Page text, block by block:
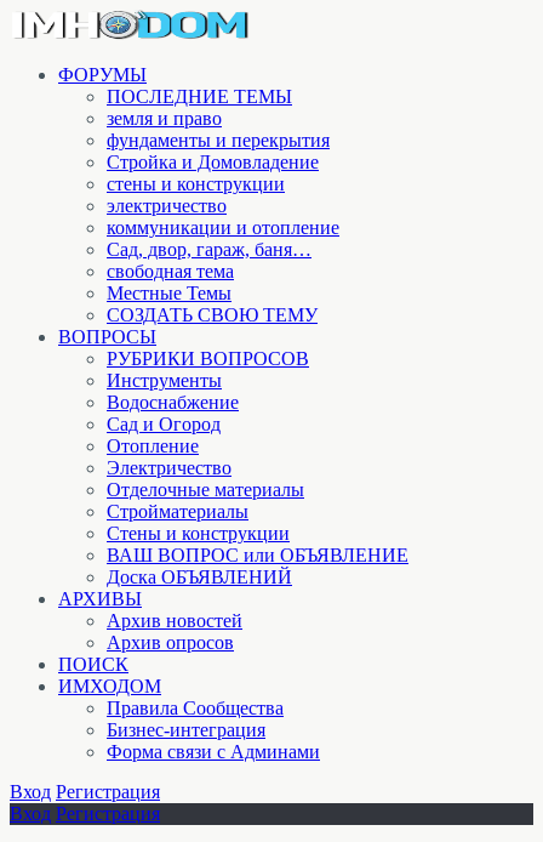
ФОРУМЫ
ПОСЛЕДНИЕ ТЕМЫ
земля и право
фундаменты и перекрытия
Стройка и Домовладение
стены и конструкции
электричество
коммуникации и отопление
Cад, двор, гараж, баня…
свободная тема
Местные Темы
СОЗДАТЬ СВОЮ ТЕМУ
ВОПРОСЫ
РУБРИКИ ВОПРОСОВ
Инструменты
Водоснабжение
Сад и Огород
Отопление
Электричество
Отделочные материалы
Стройматериалы
Стены и конструкции
ВАШ ВОПРОС или ОБЪЯВЛЕНИЕ
Доска ОБЪЯВЛЕНИЙ
АРХИВЫ
Архив новостей
Архив опросов
ПОИСК
ИМХОДОМ
Правила Сообщества
Бизнес-интеграция
Форма связи с Админами
Вход Регистрация
Вход Регистрация